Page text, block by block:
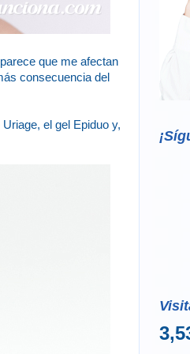
que me afectan
consecuencia del
el gel Epiduo y,